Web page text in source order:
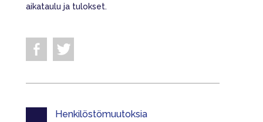
aikataulu ja tulokset.
Henkilöstömuutoksia